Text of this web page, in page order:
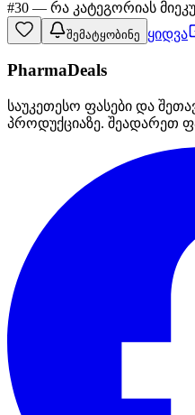
#30 — რა კატეგორიას
შემატყობინე ყიდვა
PharmaDeals
საუკეთესო ფასები და
პროდუქციაზე. შეადარეთ